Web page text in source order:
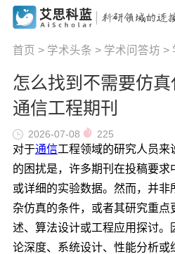
首页 > 学术头条 > 学术问答坊 >
怎么找到不需要仿
通信工程期刊
2026-07-08 225
对于通信工程领域的研究人员来
的困扰是，许多期刊在投稿要求
或详细的实验数据。然而，并非
杂仿真的条件，或者其研究重点
述、算法设计或工程应用探讨。
论深度、系统设计、性能分析或